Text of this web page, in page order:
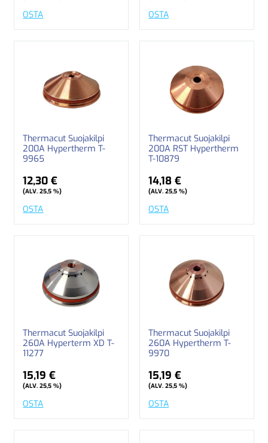
OSTA OSTA
Thermacut Suojakilpi
200A Hypertherm T-
9965
12,30 €
(ALV. 25,5 %)
OSTA
Thermacut Suojakilpi
200A RST Hypertherm
T-10879
14,18 €
(ALV. 25,5 %)
OSTA
Thermacut Suojakilpi
260A Hyperterm XD T-
11277
15,19 €
(ALV. 25,5 %)
OSTA
Thermacut Suojakilpi
260A Hypertherm T-
9970
15,19 €
(ALV. 25,5 %)
OSTA